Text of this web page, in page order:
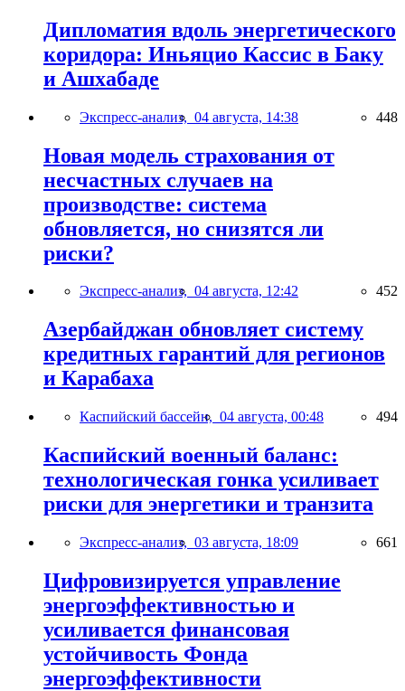
Дипломатия вдоль энергетического
коридора: Иньяцио Кассис в Баку
и Ашхабаде
Экспресс-анализ, 04 августа, 14:38 448
Новая модель страхования от
несчастных случаев на
производстве: система
обновляется, но снизятся ли
риски?
Экспресс-анализ, 04 августа, 12:42 452
Азербайджан обновляет систему
кредитных гарантий для регионов
и Карабаха
Каспийский бассейн, 04 августа, 00:48 494
Каспийский военный баланс:
технологическая гонка усиливает
риски для энергетики и транзита
Экспресс-анализ, 03 августа, 18:09 661
Цифровизируется управление
энергоэффективностью и
усиливается финансовая
устойчивость Фонда
энергоэффективности